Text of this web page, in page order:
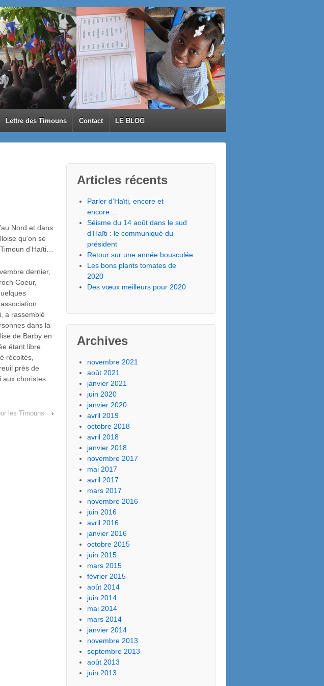
Lettre des Timouns Contact LE BLOG
Nord et dans
qu’on se
d’Haïti…
dernier,
Coeur,
a rassemblé
dans la
de Barby en
étant libre
récoltés,
près de
aux choristes
les Timouns ›
Articles récents
Parler d’Haïti, encore et
encore…
Séisme du 14 août dans le sud
d’Haïti : le communiqué du
président
Retour sur une année bousculée
Les bons plants tomates de
2020
Des vœux meilleurs pour 2020
Archives
novembre 2021
août 2021
janvier 2021
juin 2020
janvier 2020
avril 2019
octobre 2018
avril 2018
janvier 2018
novembre 2017
mai 2017
avril 2017
mars 2017
novembre 2016
juin 2016
avril 2016
janvier 2016
octobre 2015
juin 2015
mars 2015
février 2015
août 2014
juin 2014
mai 2014
mars 2014
janvier 2014
novembre 2013
septembre 2013
août 2013
juin 2013